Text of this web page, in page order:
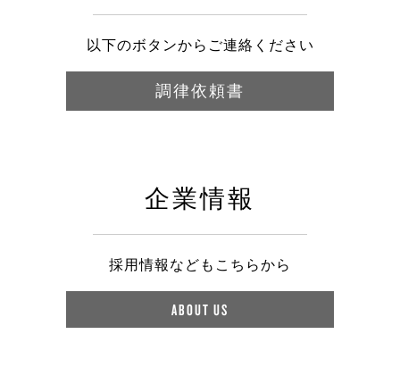
以下のボタンからご連絡ください
調律依頼書
企業情報
採用情報などもこちらから
ABOUT US